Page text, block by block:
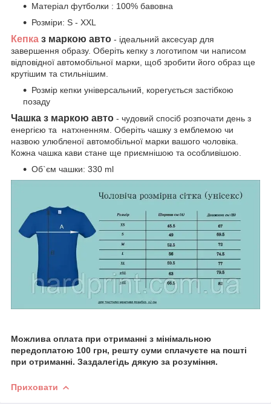
Матеріал футболки : 100% бавовна
Розміри: S - XXL
Кепка з маркою авто - ідеальний аксесуар для
завершення образу. Оберіть кепку з логотипом чи написом
відповідної автомобільної марки, щоб зробити його образ ще
крутішим та стильнішим.
Розмір кепки універсальний, корегується застібкою
позаду
Чашка з маркою авто - чудовий спосіб розпочати день з
енергією та натхненням. Оберіть чашку з емблемою чи
назвою улюбленої автомобільної марки вашого чоловіка.
Кожна чашка кави стане ще приємнішою та особливішою.
Об`єм чашки: 330 ml
Можлива оплата при отриманні з мінімальною
передоплатою 100 грн, решту суми сплачуєте на пошті
при отриманні. Заздалегідь дякую за розуміння.
Приховати